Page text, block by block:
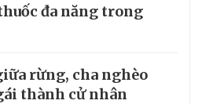
đa năng trong
rừng, cha nghèo
thành cử nhân